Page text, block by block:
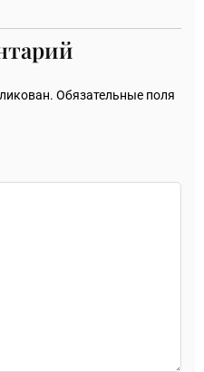
Обязательные поля